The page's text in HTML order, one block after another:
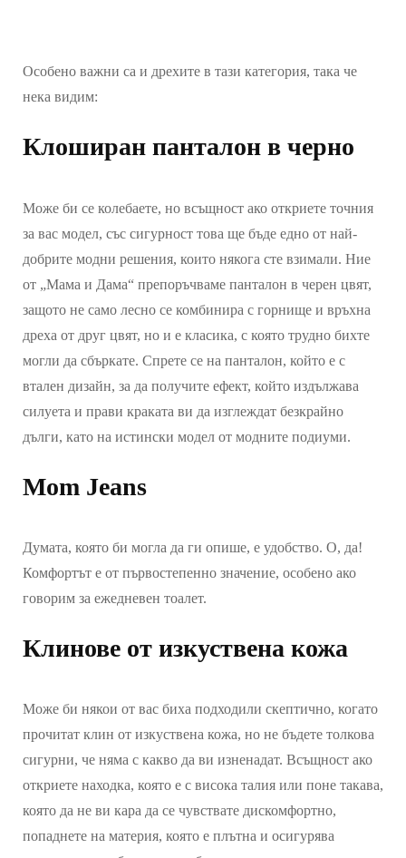
Особено важни са и дрехите в тази категория, така че
нека видим:
Клоширан панталон в черно
Може би се колебаете, но всъщност ако откриете точния
за вас модел, със сигурност това ще бъде едно от най-
добрите модни решения, които някога сте взимали. Ние
от „Мама и Дама“ препоръчваме панталон в черен цвят,
защото не само лесно се комбинира с горнище и връхна
дреха от друг цвят, но и е класика, с която трудно бихте
могли да сбъркате. Спрете се на панталон, който е с
втален дизайн, за да получите ефект, който издължава
силуета и прави краката ви да изглеждат безкрайно
дълги, като на истински модел от модните подиуми.
Mom Jeans
Думата, която би могла да ги опише, е удобство. О, да!
Комфортът е от първостепенно значение, особено ако
говорим за ежедневен тоалет.
Клинове от изкуствена кожа
Може би някои от вас биха подходили скептично, когато
прочитат клин от изкуствена кожа, но не бъдете толкова
сигурни, че няма с какво да ви изненадат. Всъщност ако
откриете находка, която е с висока талия или поне такава,
която да не ви кара да се чувствате дискомфортно,
попаднете на материя, която е плътна и осигурява